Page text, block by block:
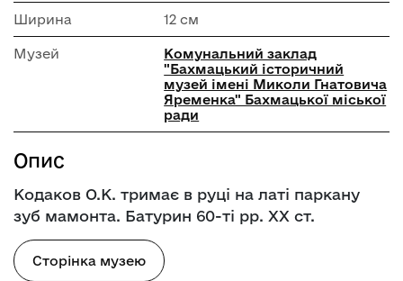
Ширина 12 см
Музей
Комунальний заклад
"Бахмацький історичний
музей імені Миколи Гнатовича
Яременка" Бахмацької міської
ради
Опис
Кодаков О.К. тримає в руці на латі паркану
зуб мамонта. Батурин 60-ті рр. ХХ ст.
Сторінка музею